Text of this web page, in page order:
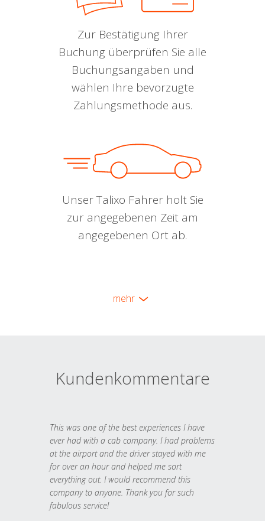
Zur Bestätigung Ihrer
Buchung überprüfen Sie alle
Buchungsangaben und
wählen Ihre bevorzugte
Zahlungsmethode aus.
Unser Talixo Fahrer holt Sie
zur angegebenen Zeit am
angegebenen Ort ab.
mehr
Kundenkommentare
This was one of the best experiences I have
ever had with a cab company. I had problems
at the airport and the driver stayed with me
for over an hour and helped me sort
everything out. I would recommend this
company to anyone. Thank you for such
fabulous service!